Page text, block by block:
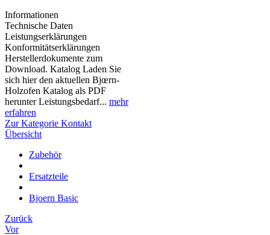
Informationen
Technische Daten
Leistungserklärungen
Konformitätserklärungen
Herstellerdokumente zum
Download. Katalog Laden Sie
sich hier den aktuellen Bjœrn-
Holzofen Katalog als PDF
herunter Leistungsbedarf... mehr
erfahren
Zur Kategorie Kontakt
Übersicht
Zubehör
Ersatzteile
Bjoern Basic
Zurück
Vor